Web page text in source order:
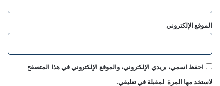
الموقع الإلكتروني
احفظ اسمي، بريدي الإلكتروني، والموقع الإلكتروني في هذا المتصفح
لاستخدامها المرة المقبلة في تعليقي.